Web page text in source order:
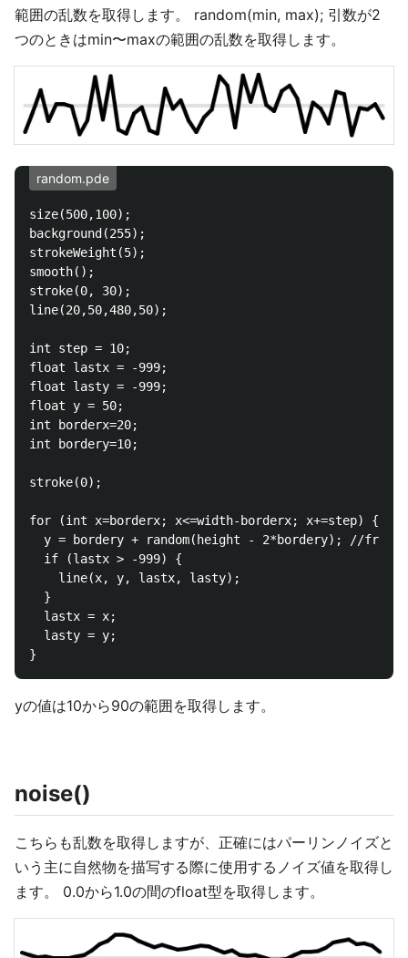
範囲の乱数を取得します。 random(min, max); 引数が2
つのときはmin〜maxの範囲の乱数を取得します。
random.pde
size(500,100);
background(255);
strokeWeight(5);
smooth();
stroke(0, 30);
line(20,50,480,50);
int step = 10;
float lastx = -999;
float lasty = -999;
float y = 50;
int borderx=20;
int bordery=10;
stroke(0);
for (int x=borderx; x<=width-borderx; x+=step) {
y = bordery + random(height - 2*bordery); //from
  if (lastx > -999) {
    line(x, y, lastx, lasty);
  }
  lastx = x;
  lasty = y;
yの値は10から90の範囲を取得します。
noise()
こちらも乱数を取得しますが、正確にはパーリンノイズと
いう主に自然物を描写する際に使用するノイズ値を取得し
ます。 0.0から1.0の間のfloat型を取得します。